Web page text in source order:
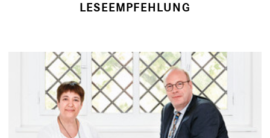
LESEEMPFEHLUNG